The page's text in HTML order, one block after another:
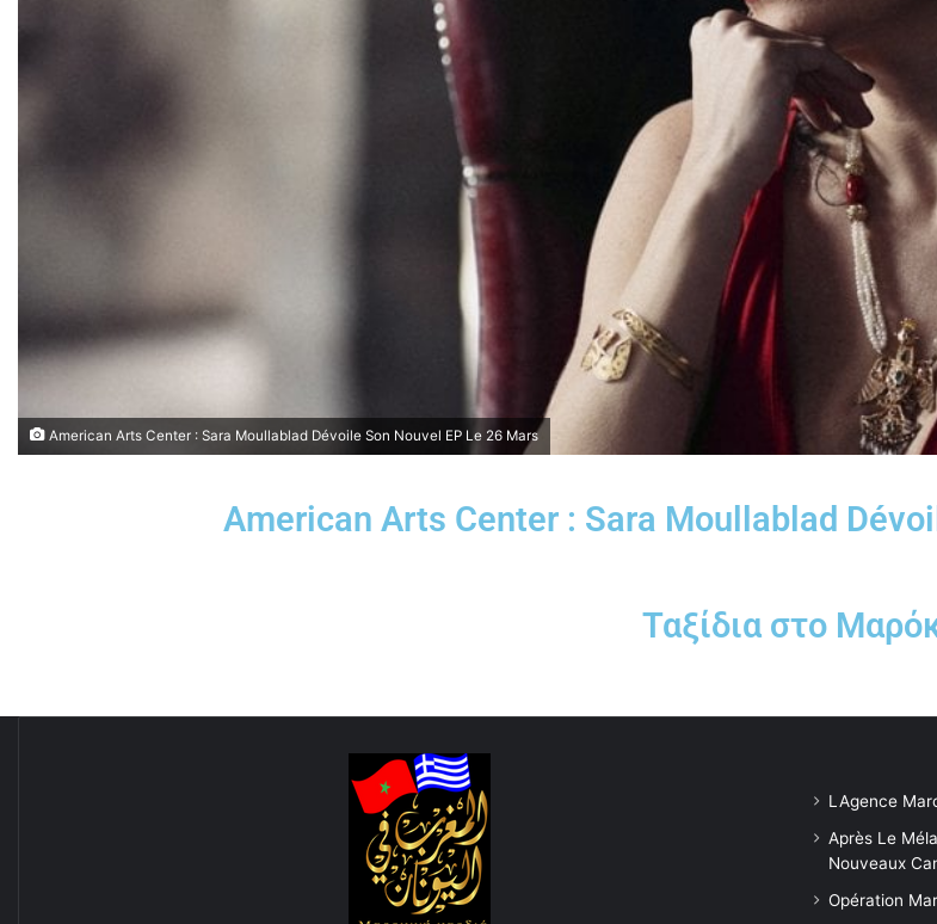
American Arts Center : Sara Moullablad Dévoile Son Nouvel EP Le 26 Mars
American Arts Center : Sara Moullablad
Ταξίδια στο
LAgence
Après Le
Nouveaux
Opération